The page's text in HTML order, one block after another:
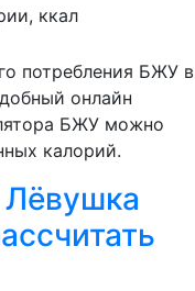
ккал
потребления БЖУ в
онлайн
БЖУ можно
калорий.